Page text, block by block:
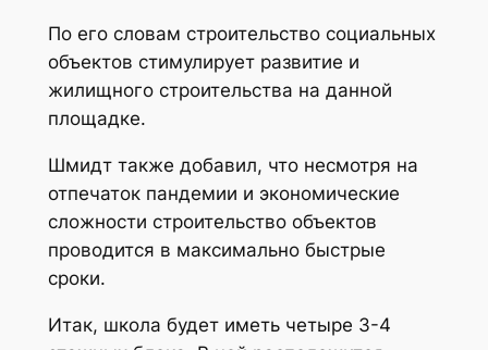
По его словам строительство социальных
объектов стимулирует развитие и
жилищного строительства на данной
площадке.
Шмидт также добавил, что несмотря на
отпечаток пандемии и экономические
сложности строительство объектов
проводится в максимально быстрые
сроки.
Итак, школа будет иметь четыре 3-4